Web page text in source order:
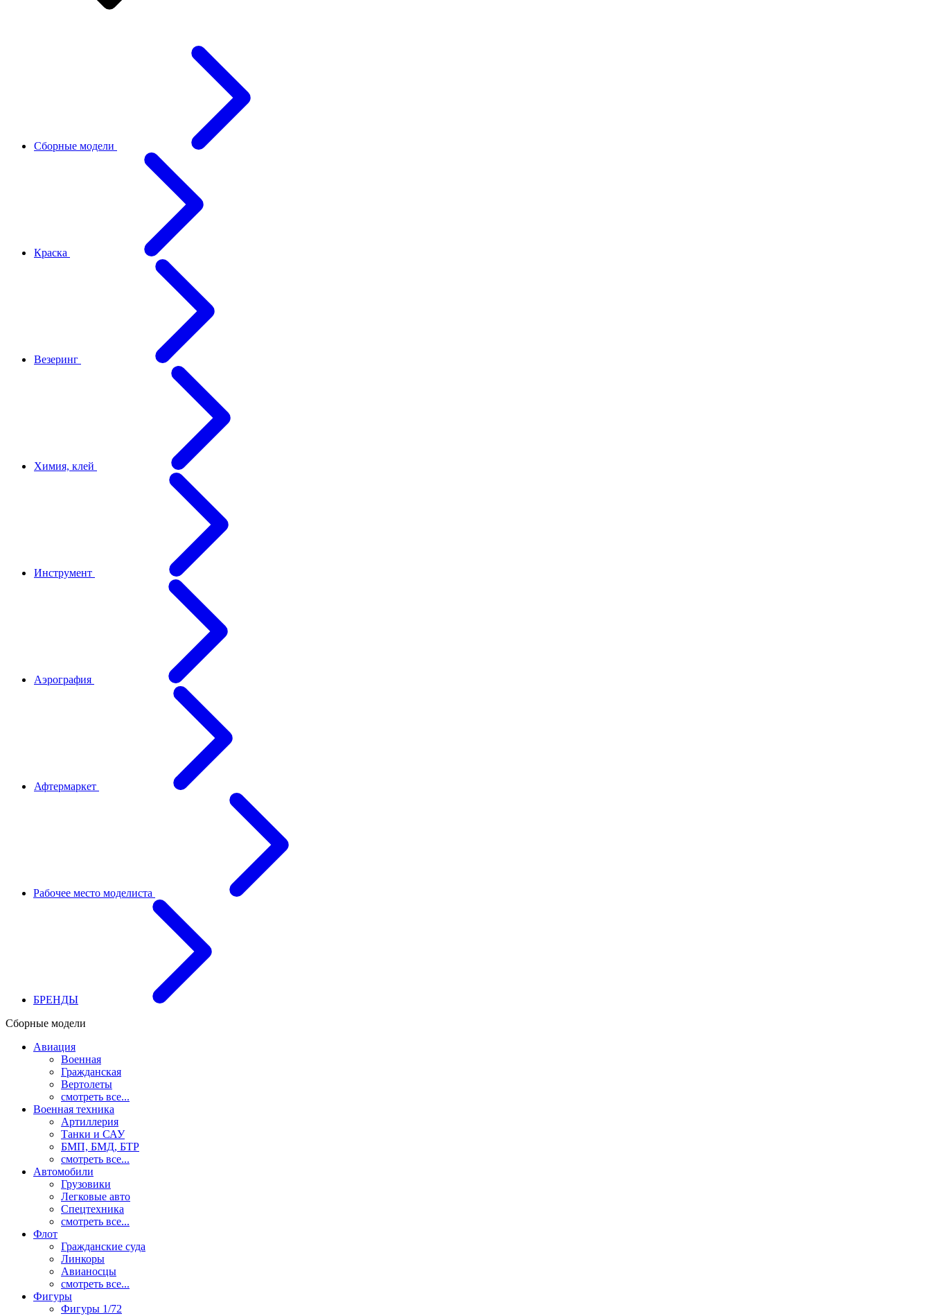
Сборные модели
Краска
Везеринг
Химия, клей
Инструмент
Аэрография
Афтермаркет
Рабочее место моделиста
БРЕНДЫ
Сборные модели
Авиация
Военная
Гражданская
Вертолеты
смотреть все...
Военная техника
Артиллерия
Танки и САУ
БМП, БМД, БТР
смотреть все...
Автомобили
Грузовики
Легковые авто
Спецтехника
смотреть все...
Флот
Гражданские суда
Линкоры
Авианосцы
смотреть все...
Фигуры
Фигуры 1/72